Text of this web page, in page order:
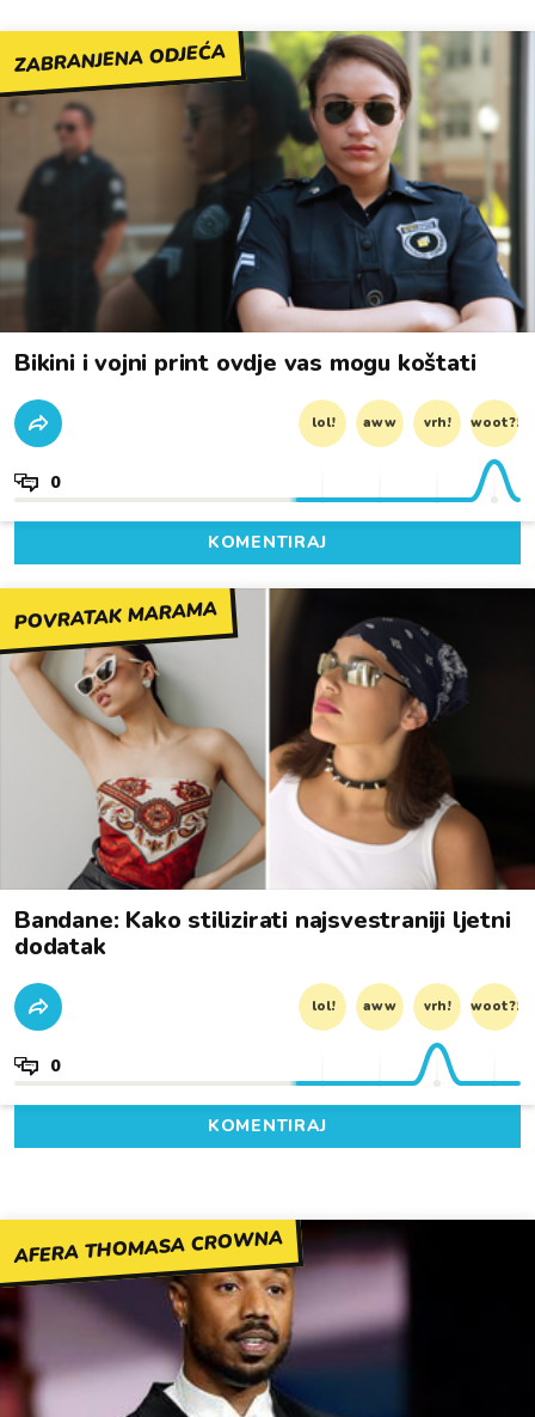
ZABRANJENA ODJEĆA
Bikini i vojni print ovdje vas mogu koštati
lol! aww vrh! woot?!
0
KOMENTIRAJ
POVRATAK MARAMA
Bandane: Kako stilizirati najsvestraniji ljetni
dodatak
lol! aww vrh! woot?!
0
KOMENTIRAJ
AFERA THOMASA CROWNA